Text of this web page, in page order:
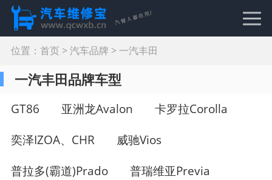
位置： 首页> 汽车品牌 > 一汽丰田
一汽丰田品牌车型
GT86 亚洲龙Avalon
卡罗拉Corolla
奕泽IZOA、CHR
威驰Vios
普拉多(霸道)Prado
普瑞维亚Previa